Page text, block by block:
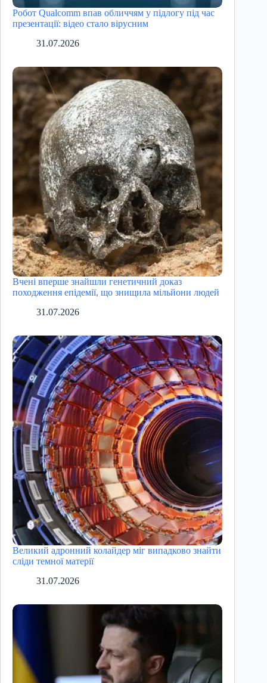
Робот Qualcomm впав обличчям у підлогу під час
презентації: відео стало вірусним
31.07.2026
Вчені вперше знайшли генетичний доказ
походження епідемії, що знищила мільйони людей
31.07.2026
Великий адронний колайдер міг випадково знайти
сліди темної матерії
31.07.2026